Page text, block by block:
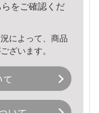
をご確認くだ
によって、商品
ざいます。